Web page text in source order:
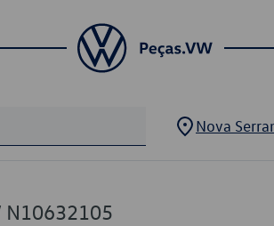
Nova
N10632105